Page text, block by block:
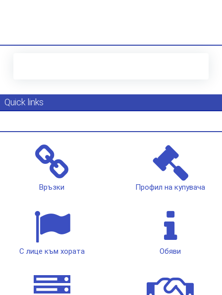
Quick links
Връзки Профил на купувача
С лице към хората Обяви